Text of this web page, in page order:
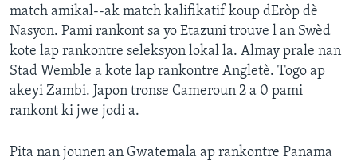
match amikal--ak match kalifikatif koup dEròp dè
Nasyon. Pami rankont sa yo Etazuni trouve l an Swèd
kote lap rankontre seleksyon lokal la. Almay prale nan
Stad Wemble a kote lap rankontre Angletè. Togo ap
akeyi Zambi. Japon tronse Cameroun 2 a 0 pami
rankont ki jwe jodi a.
Pita nan jounen an Gwatemala ap rankontre Panama